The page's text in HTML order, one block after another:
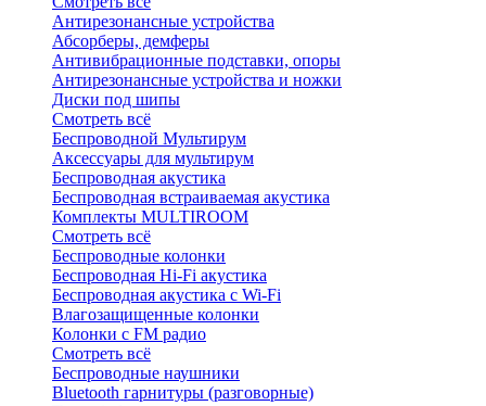
Антирезонансные устройства
Абсорберы, демферы
Антивибрационные подставки, опоры
Антирезонансные устройства и ножки
Диски под шипы
Смотреть всё
Беспроводной Мультирум
Аксессуары для мультирум
Беспроводная акустика
Беспроводная встраиваемая акустика
Комплекты MULTIROOM
Смотреть всё
Беспроводные колонки
Беспроводная Hi-Fi акустика
Беспроводная акустика с Wi-Fi
Влагозащищенные колонки
Колонки с FM радио
Смотреть всё
Беспроводные наушники
Bluetоoth гарнитуры (разговорные)